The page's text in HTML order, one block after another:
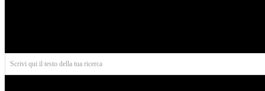
Scrivi qui il testo della tua ricerca